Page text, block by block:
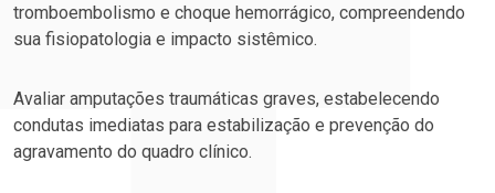
tromboembolismo e choque hemorrágico, compreendendo
sua fisiopatologia e impacto sistêmico.
Avaliar amputações traumáticas graves, estabelecendo
condutas imediatas para estabilização e prevenção do
agravamento do quadro clínico.